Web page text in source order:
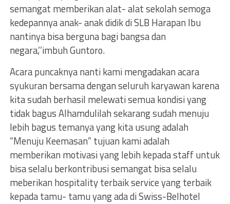
semangat memberikan alat- alat sekolah semoga
kedepannya anak- anak didik di SLB Harapan Ibu
nantinya bisa berguna bagi bangsa dan
negara,’’imbuh Guntoro.
Acara puncaknya nanti kami mengadakan acara
syukuran bersama dengan seluruh karyawan karena
kita sudah berhasil melewati semua kondisi yang
tidak bagus Alhamdulilah sekarang sudah menuju
lebih bagus temanya yang kita usung adalah
“Menuju Keemasan” tujuan kami adalah
memberikan motivasi yang lebih kepada staff untuk
bisa selalu berkontribusi semangat bisa selalu
meberikan hospitality terbaik service yang terbaik
kepada tamu- tamu yang ada di Swiss-Belhotel